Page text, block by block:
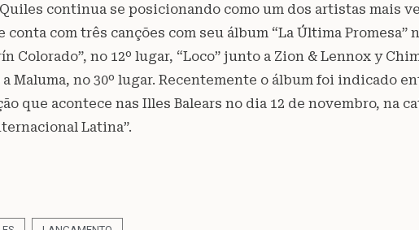
continua se posicionando como um dos artistas mais
com três canções com seu álbum “La Última Promesa”
Colorado”, no 12º lugar, “Loco” junto a Zion & Lennox y
a Maluma, no 30º lugar. Recentemente o álbum foi indicado
que acontece nas Illes Balears no dia 12 de novembro, na
Latina”.